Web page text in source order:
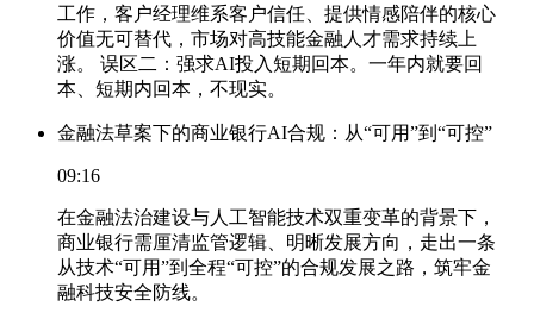
工作，客户经理维系客户信任、提供情感陪伴的核心
价值无可替代，市场对高技能金融人才需求持续上
涨。 误区二：强求AI投入短期回本。一年内就要回
本、短期内回本，不现实。
金融法草案下的商业银行AI合规：从“可用”到“可控”
09:16
在金融法治建设与人工智能技术双重变革的背景下，
商业银行需厘清监管逻辑、明晰发展方向，走出一条
从技术“可用”到全程“可控”的合规发展之路，筑牢金
融科技安全防线。